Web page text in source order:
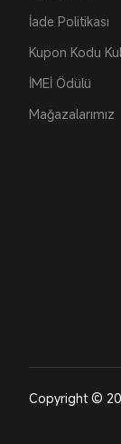
İade Politikası
Kupon Kodu
İMEİ Ödülü
Mağazalarımız
Copyright ©